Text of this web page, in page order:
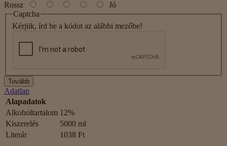
Rossz
Jó
Captcha
Kérjük, írd be a kódot az alábbi mezőbe!
Tovább
Adatlap
Alapadatok
Alkoholtartalom 12%
Kiszerelés
5000 ml
Literár
1038 Ft